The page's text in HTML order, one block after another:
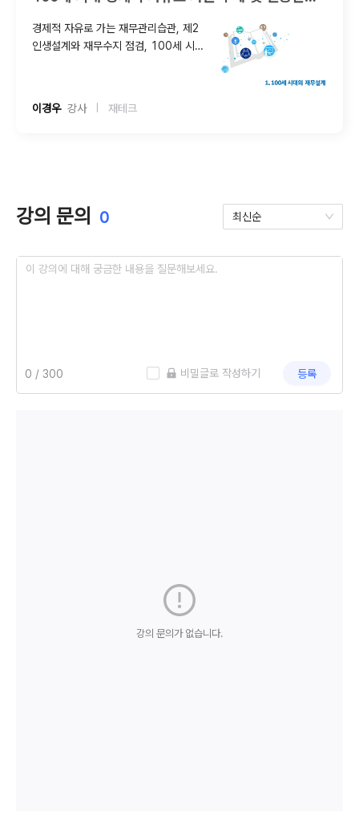
경제적 자유로 가는 재무관리습관, 제2
인생설계와 재무수지 점검, 100세 시대
커리어 비전설계, 에니어그램과 자기발
이경우 강사 재테크
강의 문의 0 최신순
비밀글로 작성하기 등록
강의 문의가 없습니다.